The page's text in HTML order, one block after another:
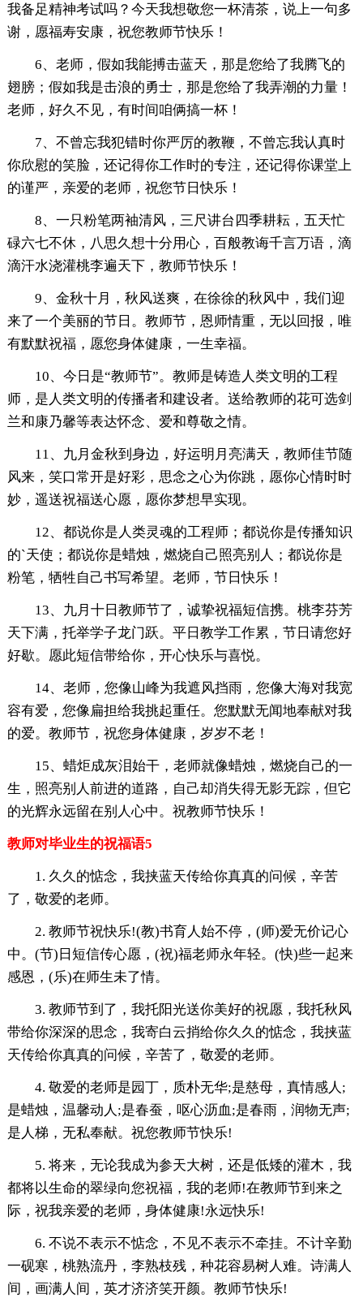
我备足精神考试吗？今天我想敬您一杯清茶，说上一句多
谢，愿福寿安康，祝您教师节快乐！
6、老师，假如我能搏击蓝天，那是您给了我腾飞的
翅膀；假如我是击浪的勇士，那是您给了我弄潮的力量！
老师，好久不见，有时间咱俩搞一杯！
7、不曾忘我犯错时你严厉的教鞭，不曾忘我认真时
你欣慰的笑脸，还记得你工作时的专注，还记得你课堂上
的谨严，亲爱的老师，祝您节日快乐！
8、一只粉笔两袖清风，三尺讲台四季耕耘，五天忙
碌六七不休，八思久想十分用心，百般教诲千言万语，滴
滴汗水浇灌桃李遍天下，教师节快乐！
9、金秋十月，秋风送爽，在徐徐的秋风中，我们迎
来了一个美丽的节日。教师节，恩师情重，无以回报，唯
有默默祝福，愿您身体健康，一生幸福。
10、今日是“教师节”。教师是铸造人类文明的工程
师，是人类文明的传播者和建设者。送给教师的花可选剑
兰和康乃馨等表达怀念、爱和尊敬之情。
11、九月金秋到身边，好运明月亮满天，教师佳节随
风来，笑口常开是好彩，思念之心为你跳，愿你心情时时
妙，遥送祝福送心愿，愿你梦想早实现。
12、都说你是人类灵魂的工程师；都说你是传播知识
的`天使；都说你是蜡烛，燃烧自己照亮别人；都说你是
粉笔，牺牲自己书写希望。老师，节日快乐！
13、九月十日教师节了，诚挚祝福短信携。桃李芬芳
天下满，托举学子龙门跃。平日教学工作累，节日请您好
好歇。愿此短信带给你，开心快乐与喜悦。
14、老师，您像山峰为我遮风挡雨，您像大海对我宽
容有爱，您像扁担给我挑起重任。您默默无闻地奉献对我
的爱。教师节，祝您身体健康，岁岁不老！
15、蜡炬成灰泪始干，老师就像蜡烛，燃烧自己的一
生，照亮别人前进的道路，自己却消失得无影无踪，但它
的光辉永远留在别人心中。祝教师节快乐！
教师对毕业生的祝福语5
1. 久久的惦念，我挟蓝天传给你真真的问候，辛苦
了，敬爱的老师。
2. 教师节祝快乐!(教)书育人始不停，(师)爱无价记心
中。(节)日短信传心愿，(祝)福老师永年轻。(快)些一起来
感恩，(乐)在师生未了情。
3. 教师节到了，我托阳光送你美好的祝愿，我托秋风
带给你深深的思念，我寄白云捎给你久久的惦念，我挟蓝
天传给你真真的问候，辛苦了，敬爱的老师。
4. 敬爱的老师是园丁，质朴无华;是慈母，真情感人;
是蜡烛，温馨动人;是春蚕，呕心沥血;是春雨，润物无声;
是人梯，无私奉献。祝您教师节快乐!
5. 将来，无论我成为参天大树，还是低矮的灌木，我
都将以生命的翠绿向您祝福，我的老师!在教师节到来之
际，祝我亲爱的老师，身体健康!永远快乐!
6. 不说不表示不惦念，不见不表示不牵挂。不计辛勤
一砚寒，桃熟流丹，李熟枝残，种花容易树人难。诗满人
间，画满人间，英才济济笑开颜。教师节快乐!